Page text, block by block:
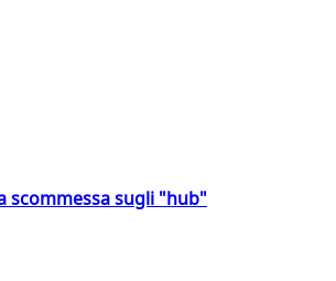
scommessa sugli "hub"